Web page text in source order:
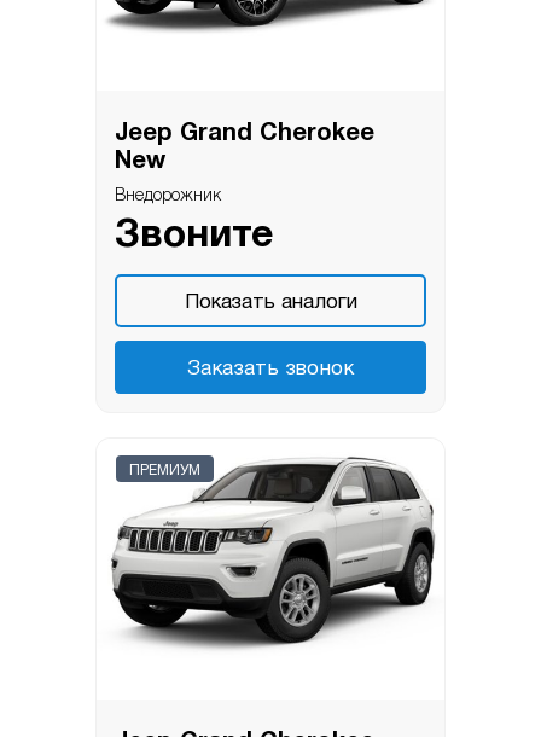
Jeep Grand Cherokee
New
Внедорожник
Звоните
Показать аналоги
Заказать звонок
ПРЕМИУМ